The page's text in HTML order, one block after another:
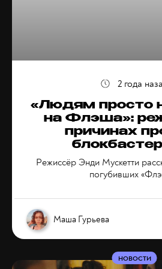
«Людям просто
на Флэша»:
причинах
Режиссёр Энди Мускетти
погубивших
Маша Гурьева
2 года
НОВОСТИ